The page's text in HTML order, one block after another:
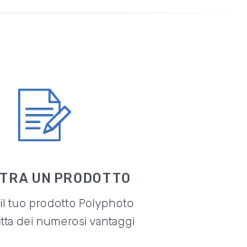
UN PRODOTTO
il tuo prodotto Polyphoto
dei numerosi vantaggi